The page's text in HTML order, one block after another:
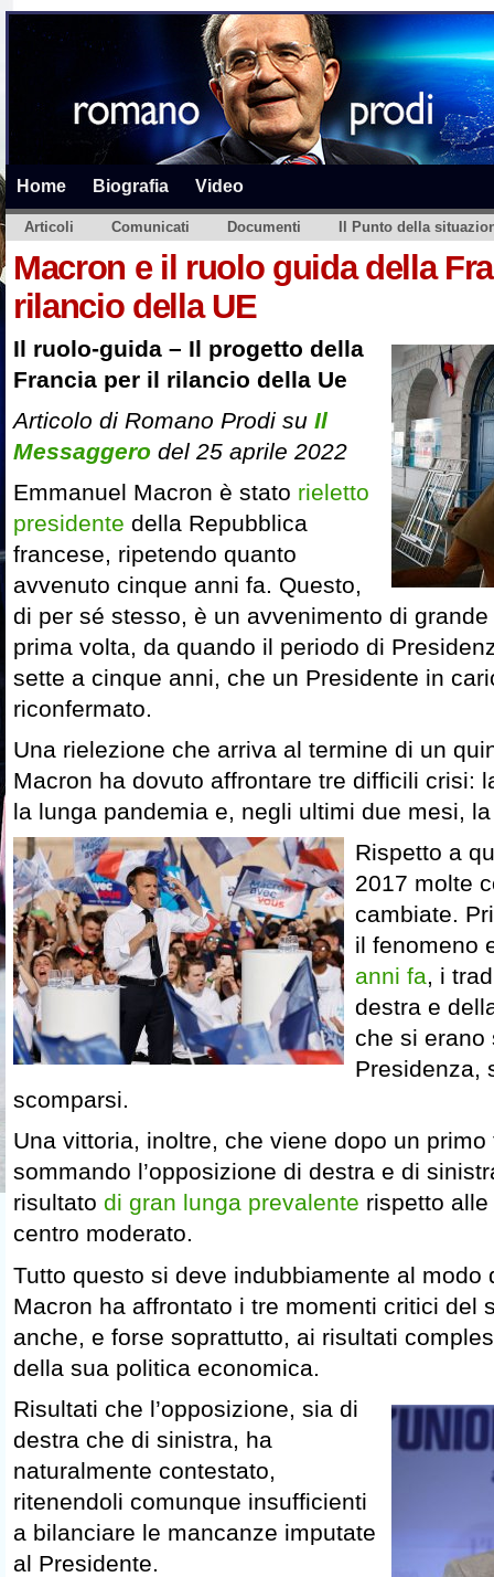
Home Biografia Video
Articoli Comunicati Documenti Il Punto della
Macron e il ruolo guida della
rilancio della UE
Il ruolo-guida – Il progetto della
Francia per il rilancio della Ue
Articolo di Romano Prodi su Il
Messaggero del 25 aprile 2022
Emmanuel Macron è stato rieletto
presidente della Repubblica
francese, ripetendo quanto
avvenuto cinque anni fa. Questo,
di per sé stesso, è un avvenimento di grande
prima volta, da quando il periodo di
sette a cinque anni, che un Presidente in
riconfermato.
Una rielezione che arriva al termine di un
Macron ha dovuto affrontare tre difficili crisi:
la lunga pandemia e, negli ultimi due mesi,
Rispetto a
2017 molte
cambiate.
il fenomeno
anni fa, i
destra e
che si erano
Presidenza,
scomparsi.
Una vittoria, inoltre, che viene dopo un
sommando l’opposizione di destra e di
risultato di gran lunga prevalente rispetto
centro moderato.
Tutto questo si deve indubbiamente al modo
Macron ha affrontato i tre momenti critici del
anche, e forse soprattutto, ai risultati
della sua politica economica.
Risultati che l’opposizione, sia di
destra che di sinistra, ha
naturalmente contestato,
ritenendoli comunque insufficienti
a bilanciare le mancanze imputate
al Presidente.